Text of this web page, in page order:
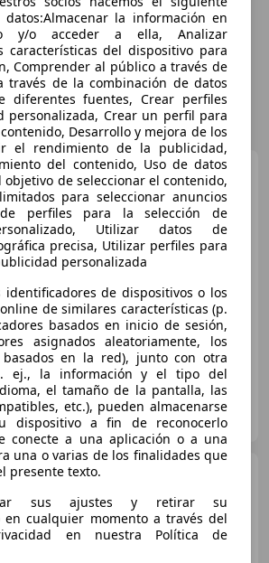
Renault Kadjar1.3 TCe
GPF Business 103kW
€ 12.490
km Gasolina 103 kW (140 CV)
Renault Kadjar
la información en
y/o acceder a ella, Analizar
características del dispositivo para
Comprender al público a través de
través de la combinación de datos
diferentes fuentes, Crear perfiles
personalizada, Crear un perfil para
Desarrollo y mejora de los
el rendimiento de la publicidad,
del contenido, Uso de datos
objetivo de seleccionar el contenido,
para seleccionar anuncios
perfiles para la selección de
Utilizar datos de
precisa, Utilizar perfiles para
personalizada
identificadores de dispositivos o los
de similares características (p.
basados en inicio de sesión,
asignados aleatoriamente, los
basados en la red), junto con otra
ej., la información y el tipo del
el tamaño de la pantalla, las
etc.), pueden almacenarse
dispositivo a fin de reconocerlo
conecte a una aplicación o a una
una o varias de los finalidades que
presente texto.
sus ajustes y retirar su
en cualquier momento a través del
en nuestra Política de